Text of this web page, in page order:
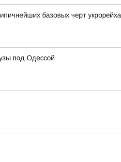
базовых черт укрорейха
под Одессой